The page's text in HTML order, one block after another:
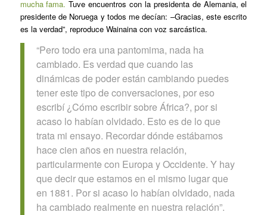
mucha fama. Tuve encuentros con la presidenta de Alemania, el
presidente de Noruega y todos me decían: –Gracias, este escrito
es la verdad”, reproduce Wainaina con voz sarcástica.
“Pero todo era una pantomima, nada ha
cambiado. Es verdad que cuando las
dinámicas de poder están cambiando puedes
tener este tipo de conversaciones, por eso
escribí¿Cómo escribir sobre África?, por si
acaso lo habían olvidado. Esto es de lo que
trata mi ensayo. Recordar dónde estábamos
hace cien años en nuestra relación,
particularmente con Europa y Occidente. Y hay
que decir que estamos en el mismo lugar que
en 1881. Por si acaso lo habían olvidado, nada
ha cambiado realmente en nuestra relación”.